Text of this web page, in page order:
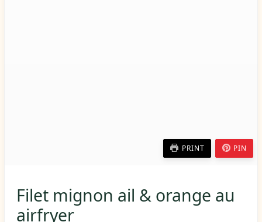
PRINT PIN
Filet mignon ail & orange au
airfryer